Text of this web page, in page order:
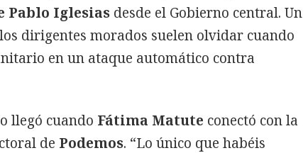
Pablo Iglesias desde el Gobierno central. Un
dirigentes morados suelen olvidar cuando
en un ataque automático contra
llegó cuando Fátima Matute conectó con la
de Podemos. “Lo único que habéis